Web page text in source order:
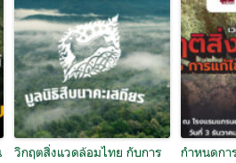
วิกฤตสิ่งแวดล้อมไทย กับการ
กำหนดกา